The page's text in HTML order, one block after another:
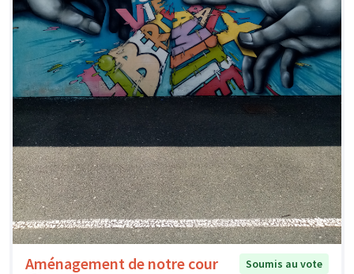
Aménagement de notre cour
Soumis au vote